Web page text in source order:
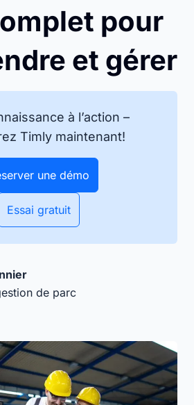
pour
et gérer
à l’action –
Timly maintenant!
une démo
Essai gratuit
de parc